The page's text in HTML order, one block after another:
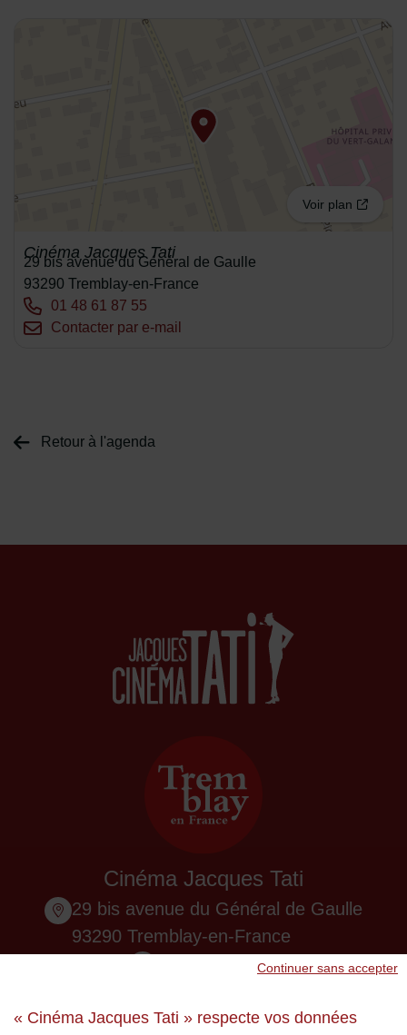
« Cinéma Jacques Tati » respecte vos données
Continuer sans accepter
Voir plan
Cinéma Jacques Tati
Adresse :
29 bis avenue du Général de Gaulle
93290 Tremblay-en-France
Tél. :01 48 61 87 55
Courriel :Contacter par e-mail
Retour à l'agenda
Cinéma Jacques Tati
29 bis avenue du Général de Gaulle
93290 Tremblay-en-France
01 48 61 87 55